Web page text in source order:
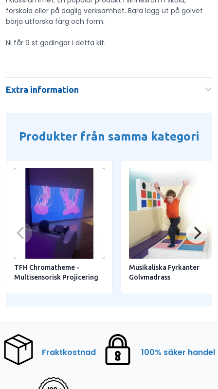
förskola eller på daglig verksamhet. Bara lägg ut på golvet
börja utforska färg och form.
Ni får 9 st godingar i detta kit.
Extra information
Produkter från samma kategori
TFH Chromatheme -
Multisensorisk Projicering
Musikaliska Fyrkanter
Golvmadrass
Fraktkostnad 100% säker handel